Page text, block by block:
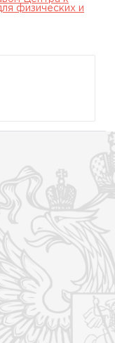
физических и